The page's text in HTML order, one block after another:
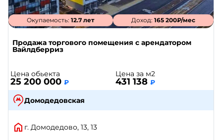
Окупаемость:12.7 лет Доход: 165 200₽/мес
Продажа торгового помещения с арендатором
Вайлдберриз
Цена обьекта
25 200 000 ₽
Цена за м2
431 138 ₽
Домодедовская
г. Домодедово, 13, 13